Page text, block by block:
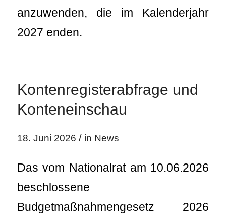
anzuwenden, die im Kalenderjahr
2027 enden.
Kontenregisterabfrage und
Konteneinschau
18. Juni 2026 / in News
Das vom Nationalrat am 10.06.2026
beschlossene
Budgetmaßnahmengesetz 2026